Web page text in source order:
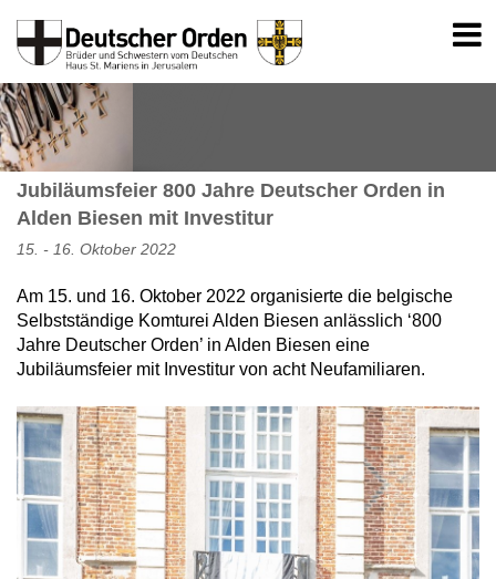
Jubiläumsfeier 800 Jahre Deutscher Orden in
Alden Biesen mit Investitur
15. - 16. Oktober 2022
Am 15. und 16. Oktober 2022 organisierte die belgische
Selbstständige Komturei Alden Biesen anlässlich ‘800
Jahre Deutscher Orden’ in Alden Biesen eine
Jubiläumsfeier mit Investitur von acht Neufamiliaren.